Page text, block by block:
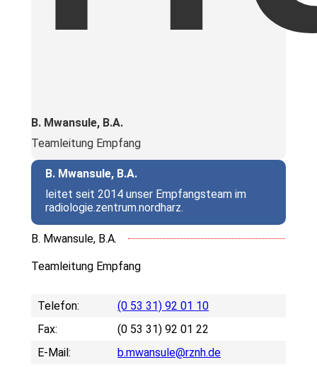
B. Mwansule, B.A.
Teamleitung Empfang
B. Mwansule, B.A.
leitet seit 2014 unser Empfangsteam im
radiologie.zentrum.nordharz.
B. Mwansule, B.A.
Teamleitung Empfang
Telefon:
(0 53 31) 92 01 10
Fax:
(0 53 31) 92 01 22
E-Mail:
b.mwansule@rznh.de